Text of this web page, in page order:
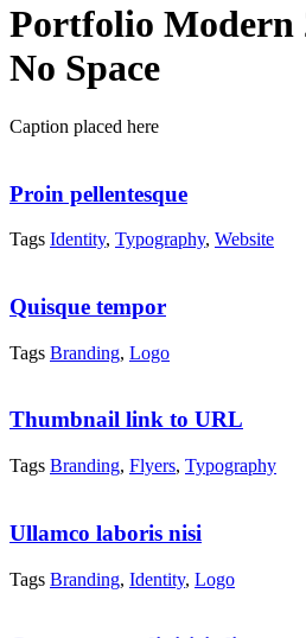
Portfolio Modern
No Space
Caption placed here
Proin pellentesque
Tags Identity, Typography, Website
Quisque tempor
Tags Branding, Logo
Thumbnail link to URL
Tags Branding, Flyers, Typography
Ullamco laboris nisi
Tags Branding, Identity, Logo